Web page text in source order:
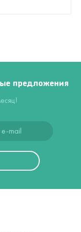
предложения